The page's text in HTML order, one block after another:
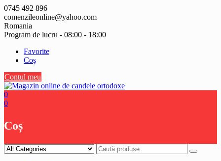
Skip
to
content
0745 492 896
comenzileonline@yahoo.com
Romania
Program de lucru - 08:00 - 18:00
Favorite
Coş
Contul meu
0
0
Coș